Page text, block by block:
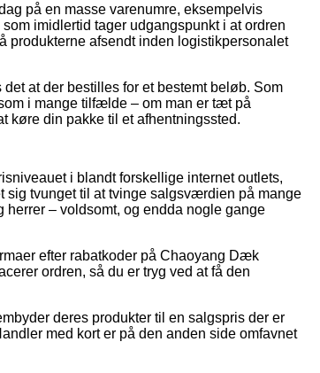
på en masse varenumre, eksempelvis
imidlertid tager udgangspunkt i at ordren
produkterne afsendt inden logistikpersonalet
at der bestilles for et bestemt beløb. Som
i mange tilfælde – om man er tæt på
køre din pakke til et afhentningssted.
i blandt forskellige internet outlets,
sig tvunget til at tvinge salgsværdien på mange
herrer – voldsomt, og endda nogle gange
efter rabatkoder på Chaoyang Dæk
ordren, så du er tryg ved at få den
deres produkter til en salgspris der er
med kort er på den anden side omfavnet